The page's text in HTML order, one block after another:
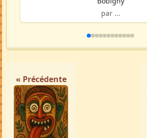
par ...
« Précédente